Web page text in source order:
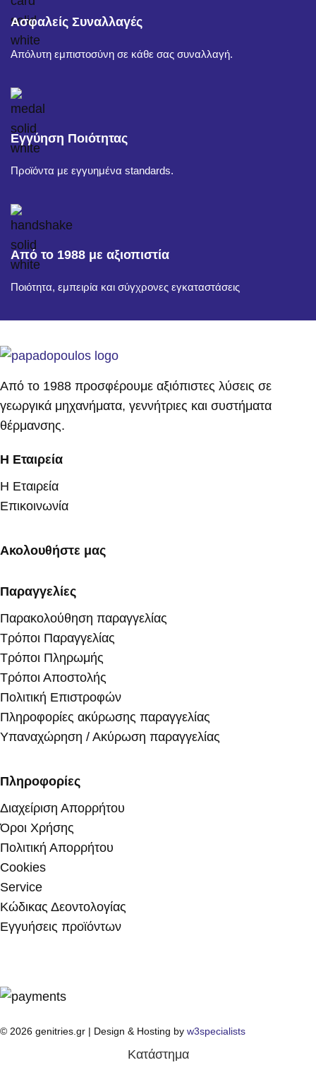
Ασφαλείς Συναλλαγές
Απόλυτη εμπιστοσύνη σε κάθε σας συναλλαγή.
Εγγύηση Ποιότητας
Προϊόντα με εγγυημένα standards.
Από το 1988 με αξιοπιστία
Ποιότητα, εμπειρία και σύγχρονες εγκαταστάσεις
Από το 1988 προσφέρουμε αξιόπιστες λύσεις σε
γεωργικά μηχανήματα, γεννήτριες και συστήματα
θέρμανσης.
Η Εταιρεία
Η Εταιρεία
Επικοινωνία
Ακολουθήστε μας
Παραγγελίες
Παρακολούθηση παραγγελίας
Τρόποι Παραγγελίας
Τρόποι Πληρωμής
Τρόποι Αποστολής
Πολιτική Επιστροφών
Πληροφορίες ακύρωσης παραγγελίας
Υπαναχώρηση / Ακύρωση παραγγελίας
Πληροφορίες
Διαχείριση Απορρήτου
Όροι Χρήσης
Πολιτική Απορρήτου
Cookies
Service
Κώδικας Δεοντολογίας
Εγγυήσεις προϊόντων
© 2026 genitries.gr | Design & Hosting by w3specialists
Κατάστημα